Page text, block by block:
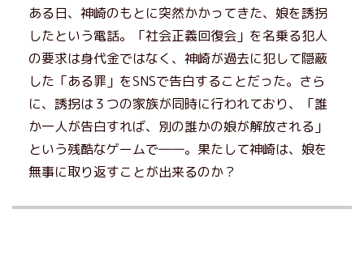
ある日、神崎のもとに突然かかってきた、娘を誘拐
したという電話。「社会正義回復会」を名乗る犯人
の要求は身代金ではなく、神崎が過去に犯して隠蔽
した「ある罪」をSNSで告白することだった。さら
に、誘拐は３つの家族が同時に行われており、「誰
か一人が告白すれば、別の誰かの娘が解放される」
という残酷なゲームで――。果たして神崎は、娘を
無事に取り返すことが出来るのか？